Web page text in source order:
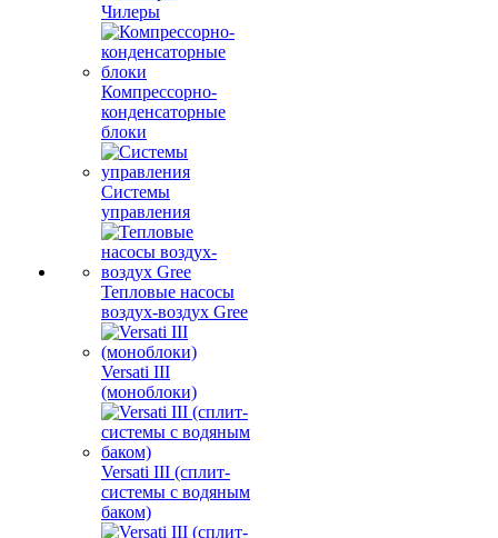
Чилеры
Компрессорно-
конденсаторные
блоки
Системы
управления
Тепловые насосы
воздух-воздух Gree
Versati III
(моноблоки)
Versati III (сплит-
системы с водяным
баком)